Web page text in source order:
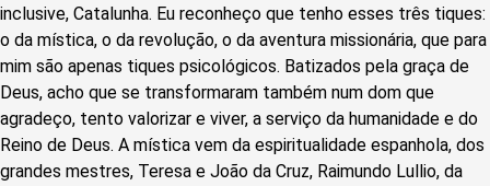
inclusive, Catalunha. Eu reconheço que tenho esses três tiques:
o da mística, o da revolução, o da aventura missionária, que para
mim são apenas tiques psicológicos. Batizados pela graça de
Deus, acho que se transformaram também num dom que
agradeço, tento valorizar e viver, a serviço da humanidade e do
Reino de Deus. A mística vem da espiritualidade espanhola, dos
grandes mestres, Teresa e João da Cruz, Raimundo Lullio, da